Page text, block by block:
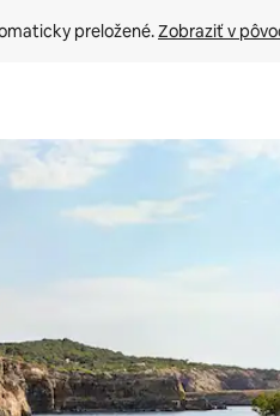
preložené. Zobraziť v